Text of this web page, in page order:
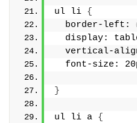
ul li {
  border-left:
display:
vertical-
font-size:
}
ul li a {